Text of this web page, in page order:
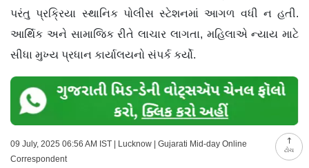
ટોચ
પરંતુ પ્રક્રિયા સ્થાનિક પોલીસ સ્ટેશનમાં આગળ વધી ન હતી.
આર્થિક અને સામાજિક રીતે લાચાર લાગતા, મહિલાએ ન્યાય માટે
સીધા મુખ્ય પ્રધાન કાર્યાલયનો સંપર્ક કર્યો.
09 July, 2025 06:56 AM IST | Lucknow | Gujarati Mid-day Online
Correspondent